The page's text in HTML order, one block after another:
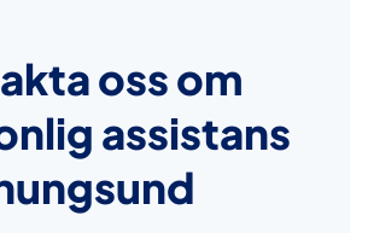
oss om
assistans